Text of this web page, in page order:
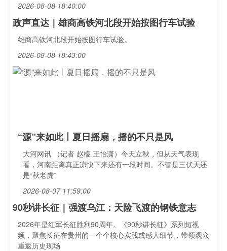
2026-08-08 18:40:00
政声直达｜雄商高铁河北段开始按图行车试验
雄商高铁河北段开始按图行车试验。
2026-08-08 18:43:00
“源”来如此丨夏日摇扇，摇的不只是风
大河网讯 （记者 赵檬 王怡潇）今天立秋，但从天气表现
看，河南距离真正凉快下来还有一段时间。不管是三伏天还
是“秋老虎”
2026-08-07 11:59:00
90秒讲长征｜强渡乌江：天险飞渡的钢铁意志
2026年是红军长征胜利90周年。《90秒讲长征》系列短视
频，聚焦长征在贵州的一个个核心实践或感人细节，带领观众
重返历史现场